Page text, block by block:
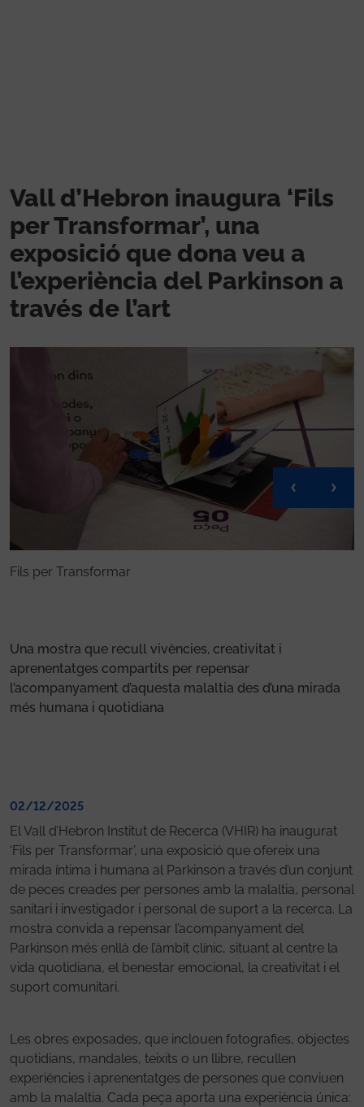
Vall d’Hebron inaugura ‘Fils
per Transformar’, una
exposició que dona veu a
l’experiència del Parkinson a
través de l’art
Fils per Transformar
Una mostra que recull vivències, creativitat i
aprenentatges compartits per repensar
l’acompanyament d’aquesta malaltia des d’una mirada
més humana i quotidiana
02/12/2025
El Vall d’Hebron Institut de Recerca (VHIR) ha inaugurat
‘Fils per Transformar’, una exposició que ofereix una
mirada íntima i humana al Parkinson a través d’un conjunt
de peces creades per persones amb la malaltia, personal
sanitari i investigador i personal de suport a la recerca. La
mostra convida a repensar l’acompanyament del
Parkinson més enllà de l’àmbit clínic, situant al centre la
vida quotidiana, el benestar emocional, la creativitat i el
suport comunitari.
Les obres exposades, que inclouen fotografies, objectes
quotidians, mandales, teixits o un llibre, recullen
experiències i aprenentatges de persones que conviuen
amb la malaltia. Cada peça aporta una experiència única: